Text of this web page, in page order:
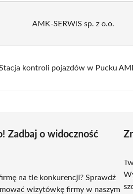
AMK-SERWIS sp. z o.o.
kontroli pojazdów w Pucku
Zadbaj o widoczność
na tle konkurencji? Sprawdź
wizytówkę firmy w naszym